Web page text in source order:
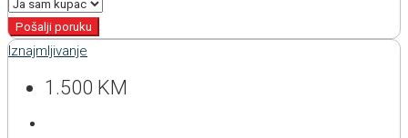
Pošalji poruku
Iznajmljivanje
1.500 KM